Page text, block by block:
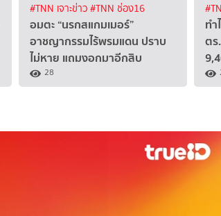
#TNN เจาะข่าว#TNN ช่อง16
อมตะ “นรกสแกมเมอร์”
อาชญากรรมไร้พรมแดน ปราบ
ไม่หาย แถมงอกมาอีกสิบ
28
ท
ตร